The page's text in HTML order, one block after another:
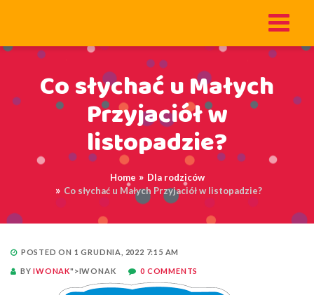
Co słychać u Małych
Przyjaciół w
listopadzie?
Home
Dla rodziców
Co słychać u Małych Przyjaciół w listopadzie?
POSTED ON 1 GRUDNIA, 2022 7:15 AM
BYIWONAK">IWONAK 0 COMMENTS